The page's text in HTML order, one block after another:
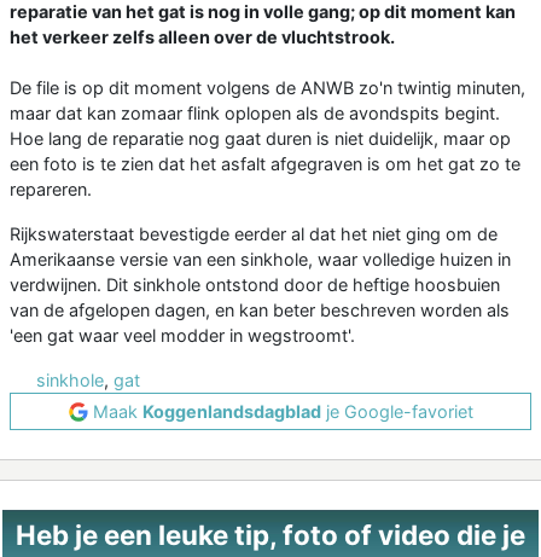
reparatie van het gat is nog in volle gang; op dit moment kan
het verkeer zelfs alleen over de vluchtstrook.
De file is op dit moment volgens de ANWB zo'n twintig minuten,
maar dat kan zomaar flink oplopen als de avondspits begint.
Hoe lang de reparatie nog gaat duren is niet duidelijk, maar op
een foto is te zien dat het asfalt afgegraven is om het gat zo te
repareren.
Rijkswaterstaat bevestigde eerder al dat het niet ging om de
Amerikaanse versie van een sinkhole, waar volledige huizen in
verdwijnen. Dit sinkhole ontstond door de heftige hoosbuien
van de afgelopen dagen, en kan beter beschreven worden als
'een gat waar veel modder in wegstroomt'.
sinkhole, gat
Maak Koggenlandsdagbladje Google-favoriet
Heb je een leuke tip, foto of video die je